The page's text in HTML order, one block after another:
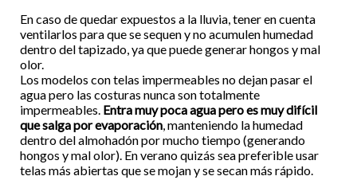
En caso de quedar expuestos a la lluvia, tener en cuenta
ventilarlos para que se sequen y no acumulen humedad
dentro del tapizado, ya que puede generar hongos y mal
olor.
Los modelos con telas impermeables no dejan pasar el
agua pero las costuras nunca son totalmente
impermeables. Entra muy poca agua pero es muy difícil
que salga por evaporación, manteniendo la humedad
dentro del almohadón por mucho tiempo (generando
hongos y mal olor). En verano quizás sea preferible usar
telas más abiertas que se mojan y se secan más rápido.